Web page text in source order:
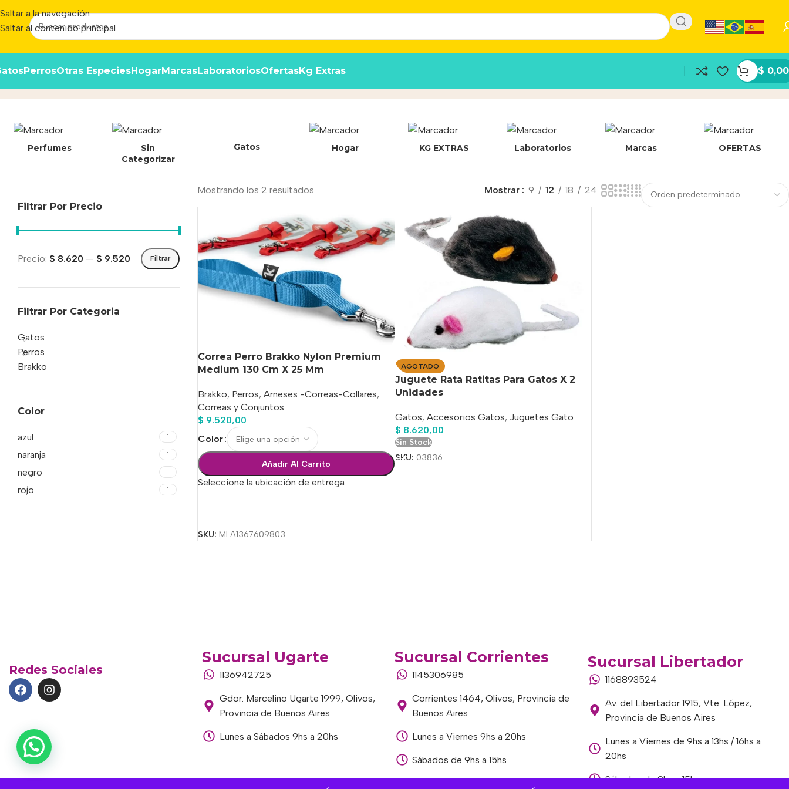
Saltar a la navegación
Saltar al contenido principal
PerrosOtras EspeciesHogarMarcasLaboratoriosOfertasKg Extras $ 0,00
Perfumes
Sin
Categorizar
Gatos Hogar KG EXTRAS Laboratorios Marcas OFERTAS
Filtrar Por Precio
Filtrar
Precio: $ 8.620 — $ 9.520
Filtrar Por Categoria
Gatos
Perros
Brakko
Color
azul 1
naranja 1
negro 1
rojo 1
Mostrando los 2 resultados Mostrar 9 12 18 24
Correa Perro Brakko Nylon Premium
Medium 130 Cm X 25 Mm
Brakko, Perros, Arneses -Correas-Collares,
Correas y Conjuntos
$ 9.520,00
Color
Añadir Al Carrito
Seleccione la ubicación de entrega
SKU: MLA1367609803
AGOTADO
Juguete Rata Ratitas Para Gatos X 2
Unidades
Gatos, Accesorios Gatos, Juguetes Gato
$ 8.620,00
Sin Stock
SKU: 03836
Redes Sociales
Sucursal Ugarte
1136942725
Gdor. Marcelino Ugarte 1999, Olivos,
Provincia de Buenos Aires
Lunes a Sábados 9hs a 20hs
Sucursal Corrientes
1145306985
Corrientes 1464, Olivos, Provincia de
Buenos Aires
Lunes a Viernes 9hs a 20hs
Sábados de 9hs a 15hs
Sucursal Libertador
1168893524
Av. del Libertador 1915, Vte. López,
Provincia de Buenos Aires
Lunes a Viernes de 9hs a 13hs / 16hs a
20hs
Sábados de 9hs a 15hs